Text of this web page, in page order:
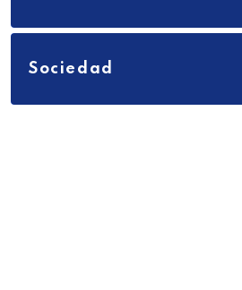
Sociedad